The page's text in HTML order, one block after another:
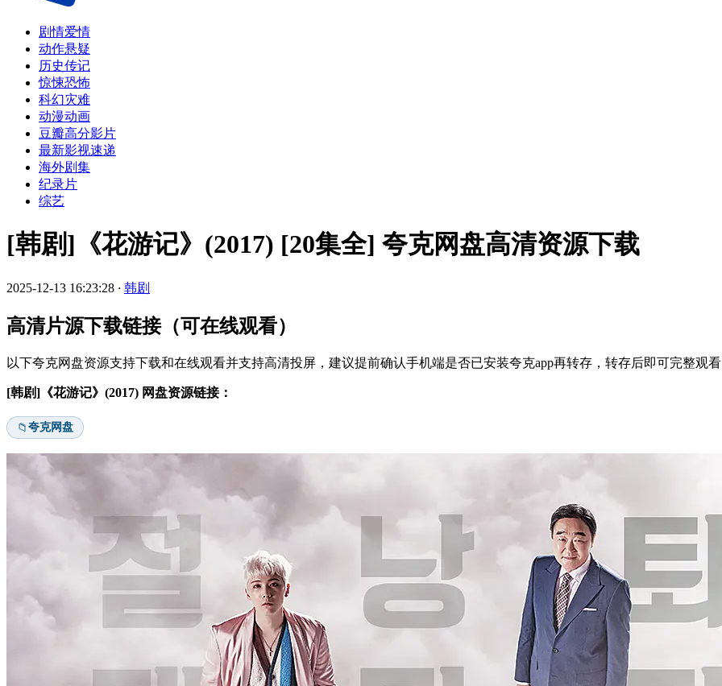
剧情爱情
动作悬疑
历史传记
惊悚恐怖
科幻灾难
动漫动画
豆瓣高分影片
最新影视速递
海外剧集
纪录片
综艺
[韩剧]《花游记》(2017) [20集全] 夸克网盘高清资源下载
2025-12-13 16:23:28 · 韩剧
高清片源下载链接（可在线观看）
以下夸克网盘资源支持下载和在线观看并支持高清投屏，建议提前确认手机端是否已安装夸克app再转存，转存后即可完整观
[韩剧]《花游记》(2017) 网盘资源链接：
📁夸克网盘